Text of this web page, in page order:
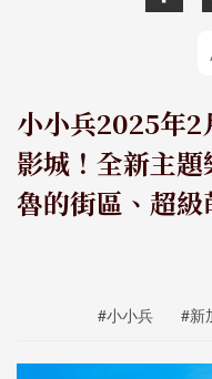
小小兵2025年2
影城！全新主
魯的街區、超級
#小小兵 #新